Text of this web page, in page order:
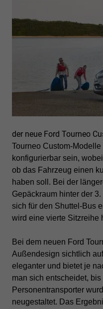
der neue Ford Tourneo
Tourneo Custom-
konfigurierbar sein,
ob das Fahrzeug einen
haben soll. Bei der
Gepäckraum hinter der
sich für den Shuttel-Bus
wird eine vierte Sitzreihe
Bei dem neuen Ford
Außendesign sichtlich
eleganter und bietet je
man sich entscheidet,
Personentransporter
neugestaltet. Das